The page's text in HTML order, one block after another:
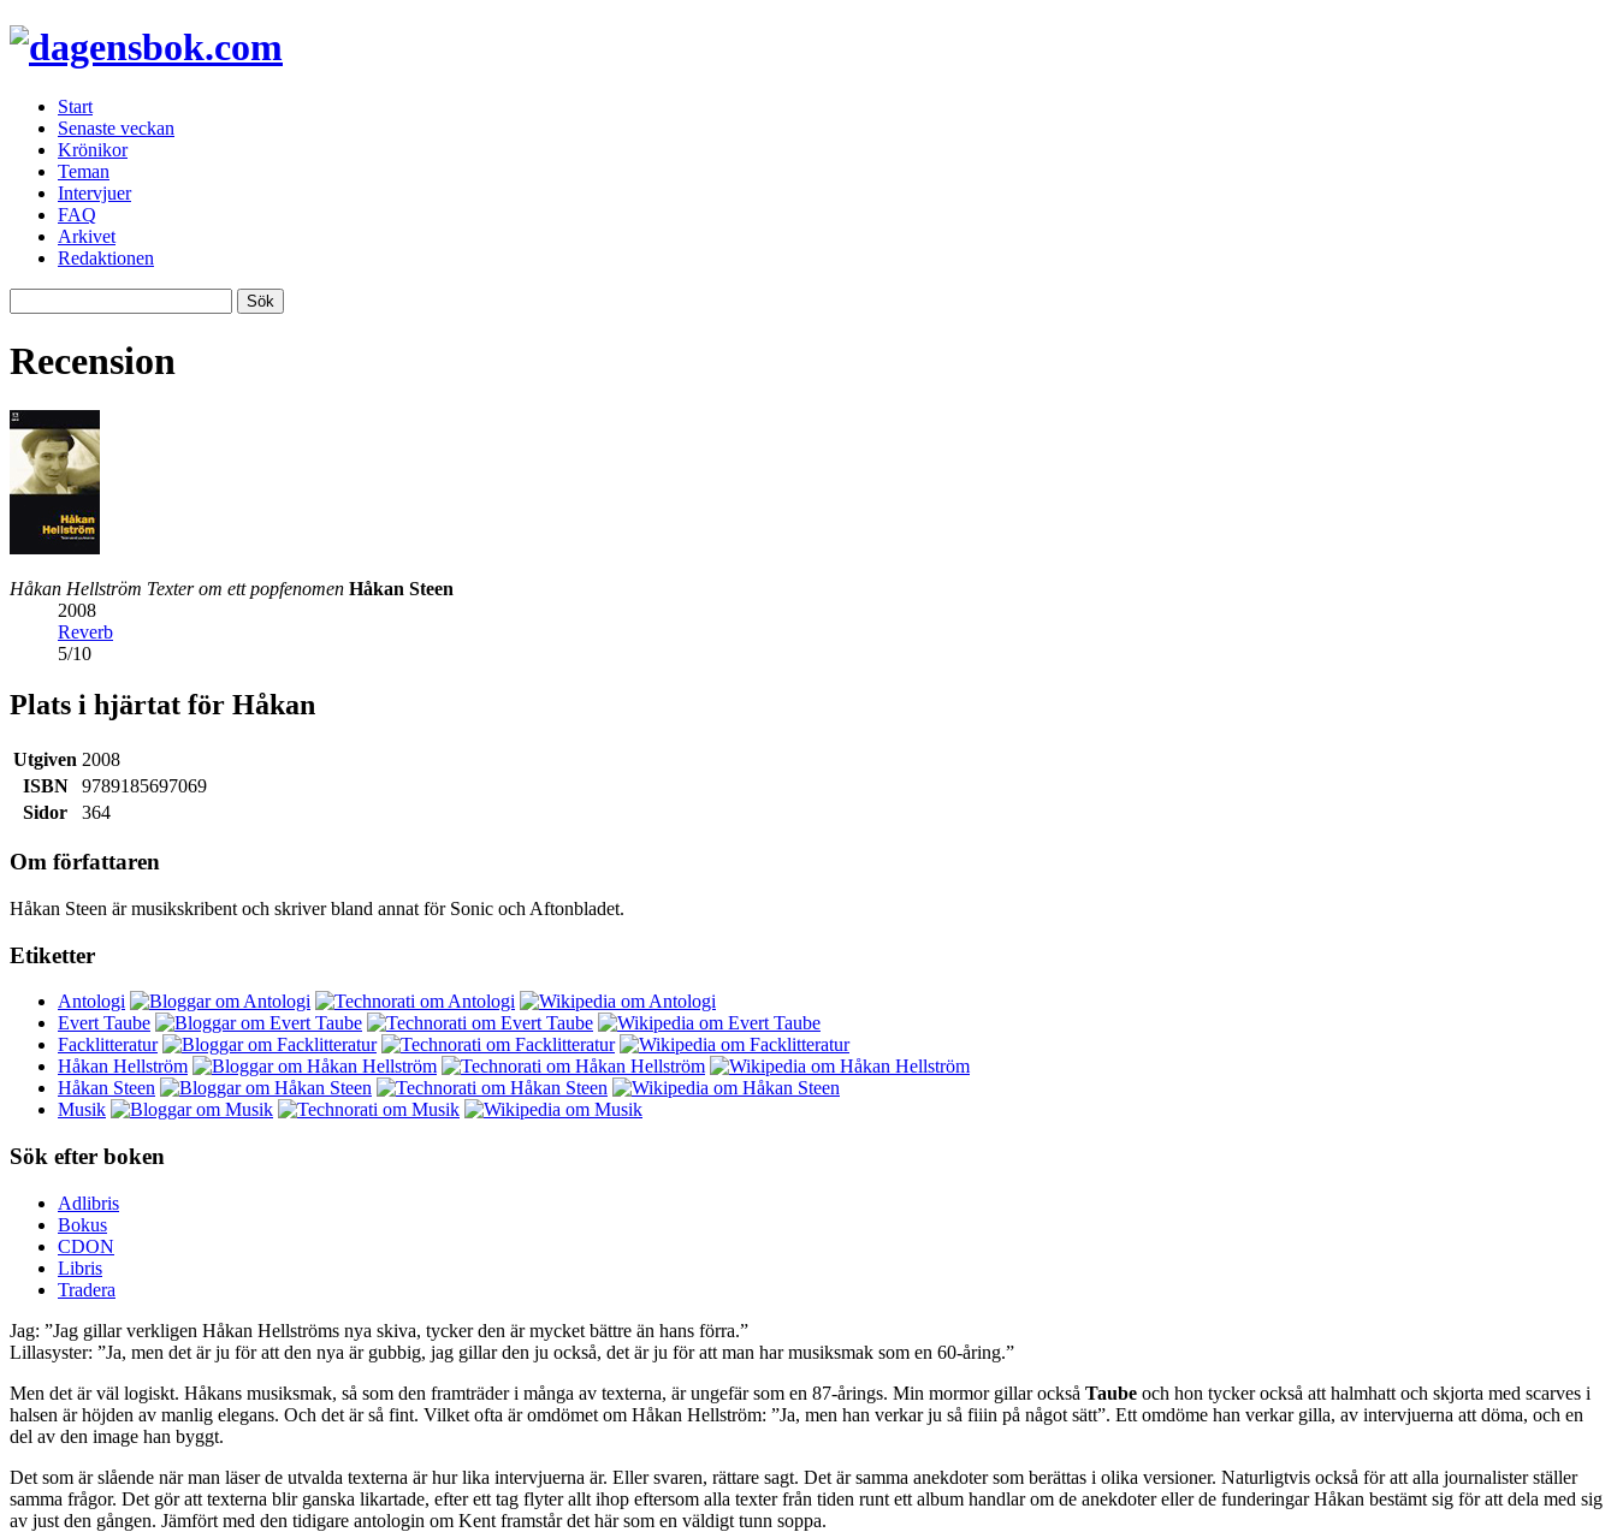
Start
Senaste veckan
Krönikor
Teman
Intervjuer
FAQ
Arkivet
Redaktionen
Recension
Håkan Hellström Texter om ett popfenomen Håkan Steen
2008
Reverb
5/10
Plats i hjärtat för Håkan
Utgiven 2008
ISBN
9789185697069
Sidor
364
Om författaren
Håkan Steen är musikskribent och skriver bland annat för Sonic och Aftonbladet.
Etiketter
Antologi
Evert Taube
Facklitteratur
Håkan Hellström
Håkan Steen
Musik
Sök efter boken
Adlibris
Bokus
CDON
Libris
Tradera
Jag: ”Jag gillar verkligen Håkan Hellströms nya skiva, tycker den är mycket bättre än hans förra.”
Lillasyster: ”Ja, men det är ju för att den nya är gubbig, jag gillar den ju också, det är ju för att man har musiksmak som en 60-åring.”
Men det är väl logiskt. Håkans musiksmak, så som den framträder i många av texterna, är ungefär som en 87-årings. Min mormor gillar också Taube och hon tycker också att halmhatt och skjorta med scarves i
halsen är höjden av manlig elegans. Och det är så fint. Vilket ofta är omdömet om Håkan Hellström: ”Ja, men han verkar ju så fiiin på något sätt”. Ett omdöme han verkar gilla, av intervjuerna att döma, och en
del av den image han byggt.
Det som är slående när man läser de utvalda texterna är hur lika intervjuerna är. Eller svaren, rättare sagt. Det är samma anekdoter som berättas i olika versioner. Naturligtvis också för att alla journalister ställer
samma frågor. Det gör att texterna blir ganska likartade, efter ett tag flyter allt ihop eftersom alla texter från tiden runt ett album handlar om de anekdoter eller de funderingar Håkan bestämt sig för att dela med sig
av just den gången. Jämfört med den tidigare antologin om Kent framstår det här som en väldigt tunn soppa.